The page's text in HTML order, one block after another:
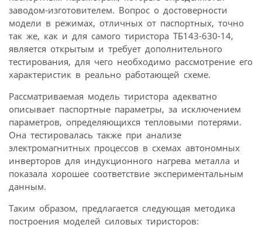
заводом-изготовителем. Вопрос о достоверности
модели в режимах, отличных от паспортных, точно
так же, как и для самого тиристора ТБ143-630-14,
является открытым и требует дополнительного
тестирования, для чего необходимо рассмотрение его
характеристик в реально работающей схеме.
Рассматриваемая модель тиристора адекватно
описывает паспортные параметры, за исключением
параметров, определяющихся тепловыми потерями.
Она тестировалась также при анализе
электромагнитных процессов в схемах автономных
инверторов для индукционного нагрева металла и
показала хорошее соответствие экспериментальным
данным.
Таким образом, предлагается следующая методика
построения моделей силовых тиристоров: